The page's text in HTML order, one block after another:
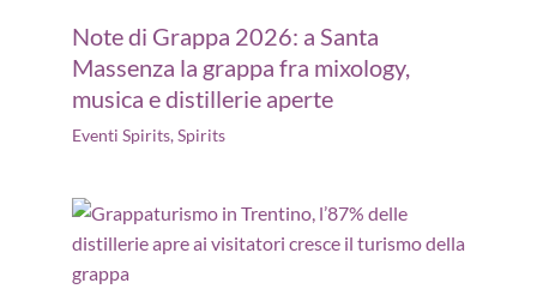
Note di Grappa 2026: a Santa
Massenza la grappa fra mixology,
musica e distillerie aperte
Eventi Spirits,Spirits